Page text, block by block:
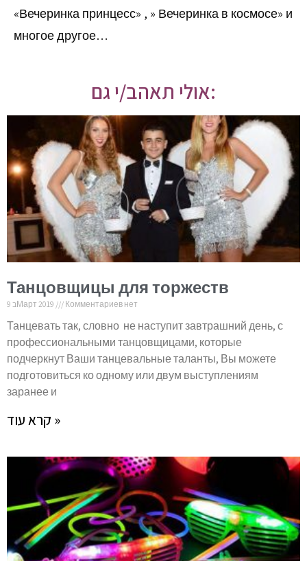
«Вечеринка принцесс» , » Вечеринка в космосе» и
многое другое…
אולי תאהב/י גם:
Танцовщицы для торжеств
9 בМарт 2019 Комментариев нет
Танцевать так, словно не наступит завтрашний день, с
профессиональными танцовщицами, которые
подчеркнут Ваши танцевальные таланты, Вы можете
подготовиться ко одному или двум выступлениям
заранее и
קרא עוד »